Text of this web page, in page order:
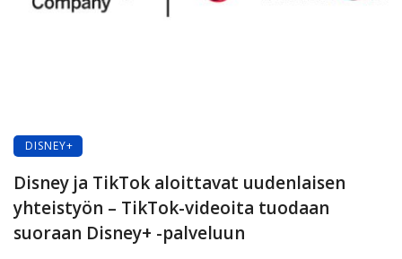
DISNEY+
Disney ja TikTok aloittavat uudenlaisen
yhteistyön – TikTok-videoita tuodaan
suoraan Disney+ -palveluun